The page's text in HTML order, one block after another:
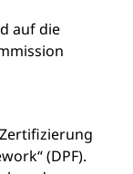
auf die
(DPF).